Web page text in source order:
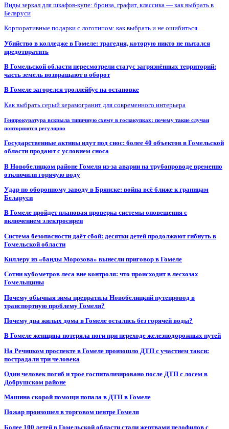
Виды зеркал для шкафов-купе: бронза, графит, классика — как выбрать в
Беларуси
Корпоративные подарки с логотипом: как выбрать и не ошибиться
Убийство в колледже в Гомеле: трагедия, которую никто не пытался
предотвратить
В Гомельской области пересмотрели статус загрязнённых территорий:
часть земель возвращают в оборот
В Гомеле загорелся троллейбус на остановке
Как выбрать серый керамогранит для современного интерьера
Генпрокуратура вскрыла типичную схему в госзакупках: почему такие случаи
повторяются регулярно
Государственные активы идут под снос: более 40 объектов в Гомельской
области продают с условием сноса
В Новобелицком районе Гомеля из-за аварии на трубопроводе временно
отключили горячую воду
Удар по оборонному заводу в Брянске: война всё ближе к границам
Беларуси
В Гомеле пройдет плановая проверка системы оповещения с
включением электросирен
Система безопасности даёт сбой: десятки детей продолжают гибнуть в
Гомельской области
Киллеру из «банды Морозова» вынесли приговор в Гомеле
Сотни кубометров леса вне контроля: что происходит в лесхозах
Гомельщины
Почему обычная зима превратила Новобелицкий путепровод в
транспортную проблему Гомеля?
Почему два жилых дома в Гомеле остались без горячей воды?
В Гомеле женщина потеряла ноги при переходе железнодорожных путей
На Речицком проспекте в Гомеле произошло ДТП с участием такси:
пострадали три человека
Один человек погиб и трое госпитализировано после ДТП с лосем в
Добрушском районе
Машина скорой помощи попала в ДТП в Гомеле
Пожар произошел в торговом центре Гомеля
Более 100 детей в Гомельской области стали жертвами педофилов с